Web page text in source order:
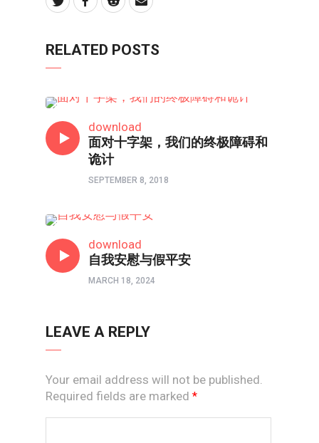
RELATED POSTS
download
面对十字架，我们的终极障碍和
诡计
SEPTEMBER 8, 2018
download
自我安慰与假平安
MARCH 18, 2024
LEAVE A REPLY
Your email address will not be published.
Required fields are marked *